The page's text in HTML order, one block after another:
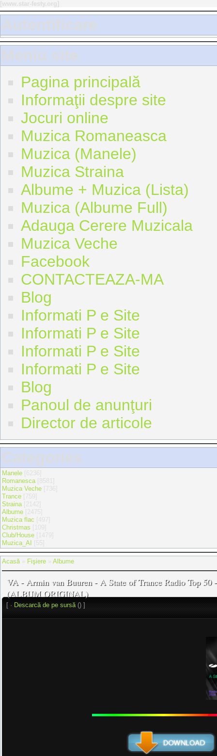
Autentificare
Meniu site
Pagina principală
Informaţii despre site
Jocuri online
Muzica Romaneasca
Muzica (Manele)
Muzica Straina
Albume + Muzica (Lista)
Muzica (Albume Full)
Adauga Cerere Muzicala
Muzica Veche
Facebook
CONTACTEAZA-MA
Blog
Informati P e Site
Informati P e Site
Informati P e Site
Informati P e Site
Blog
Panoul de anunţuri
Director de articole
Categories
Manele
Romanesca
Muzica Veche
Trance
Straina
Albume
Muzica flac
Christmas
Club/House
Muzica_AI
Acasă» Fişiere Albume
VA - Armin van Buuren - A State of Trance Radio Top
(ALBUM ORIGINAL)
[ · Descarcă de pe sursă() ]